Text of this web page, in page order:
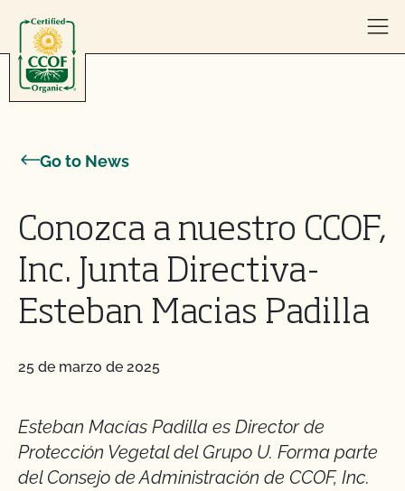
Go to News
Conozca a nuestro CCOF,
Inc. Junta Directiva-
Esteban Macias Padilla
25 de marzo de 2025
Esteban Macías Padilla es Director de
Protección Vegetal del Grupo U. Forma parte
del Consejo de Administración de CCOF, Inc.